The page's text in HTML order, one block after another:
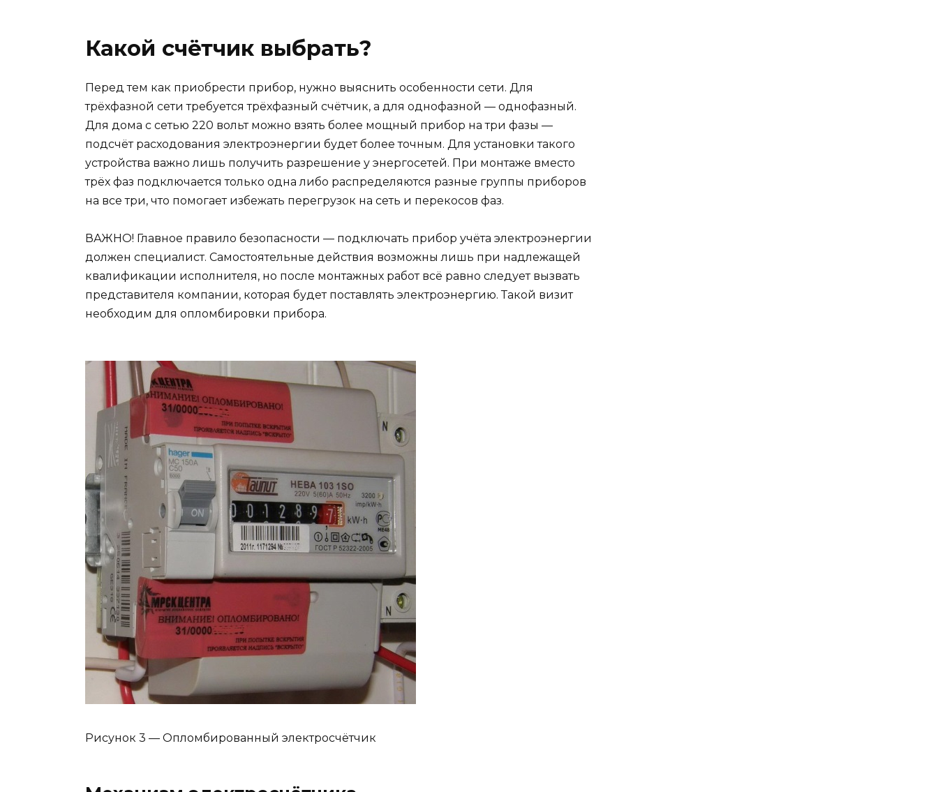
Какой счётчик выбрать?
Перед тем как приобрести прибор, нужно выяснить особенности сети. Для
трёхфазной сети требуется трёхфазный счётчик, а для однофазной — однофазный.
Для дома с сетью 220 вольт можно взять более мощный прибор на три фазы —
подсчёт расходования электроэнергии будет более точным. Для установки такого
устройства важно лишь получить разрешение у энергосетей. При монтаже вместо
трёх фаз подключается только одна либо распределяются разные группы приборов
на все три, что помогает избежать перегрузок на сеть и перекосов фаз.
ВАЖНО! Главное правило безопасности — подключать прибор учёта электроэнергии
должен специалист. Самостоятельные действия возможны лишь при надлежащей
квалификации исполнителя, но после монтажных работ всё равно следует вызвать
представителя компании, которая будет поставлять электроэнергию. Такой визит
необходим для опломбировки прибора.
Рисунок 3 — Опломбированный электросчётчик